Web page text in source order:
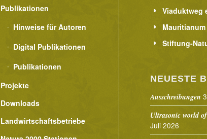
Publikationen
Hinweise für Autoren
Digital Publikationen
Publikationen
Projekte
Downloads
Landwirtschaftsbetriebe
Viaduktweg
Stiftung-
NEUESTE
Ausschreibungen
Ultrasonic world
Juli 2026